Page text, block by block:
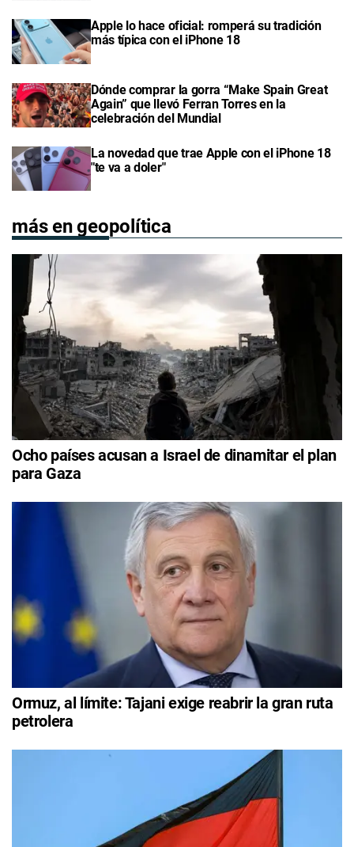
Apple lo hace oficial: romperá su tradición
más típica con el iPhone 18
Dónde comprar la gorra “Make Spain Great
Again” que llevó Ferran Torres en la
celebración del Mundial
La novedad que trae Apple con el iPhone 18
"te va a doler"
más en geopolítica
Ocho países acusan a Israel de dinamitar el plan
para Gaza
Ormuz, al límite: Tajani exige reabrir la gran ruta
petrolera